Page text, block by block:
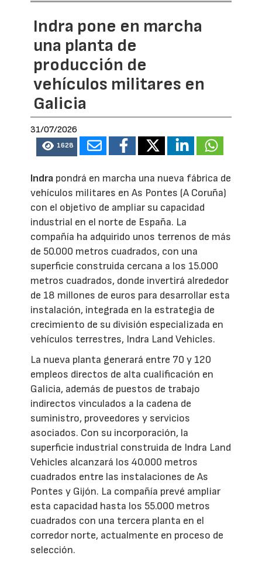
Indra pone en marcha
una planta de
producción de
vehículos militares en
Galicia
31/07/2026
1628
Indra pondrá en marcha una nueva fábrica de
vehículos militares en As Pontes (A Coruña)
con el objetivo de ampliar su capacidad
industrial en el norte de España. La
compañía ha adquirido unos terrenos de más
de 50.000 metros cuadrados, con una
superficie construida cercana a los 15.000
metros cuadrados, donde invertirá alrededor
de 18 millones de euros para desarrollar esta
instalación, integrada en la estrategia de
crecimiento de su división especializada en
vehículos terrestres, Indra Land Vehicles.
La nueva planta generará entre 70 y 120
empleos directos de alta cualificación en
Galicia, además de puestos de trabajo
indirectos vinculados a la cadena de
suministro, proveedores y servicios
asociados. Con su incorporación, la
superficie industrial construida de Indra Land
Vehicles alcanzará los 40.000 metros
cuadrados entre las instalaciones de As
Pontes y Gijón. La compañía prevé ampliar
esta capacidad hasta los 55.000 metros
cuadrados con una tercera planta en el
corredor norte, actualmente en proceso de
selección.